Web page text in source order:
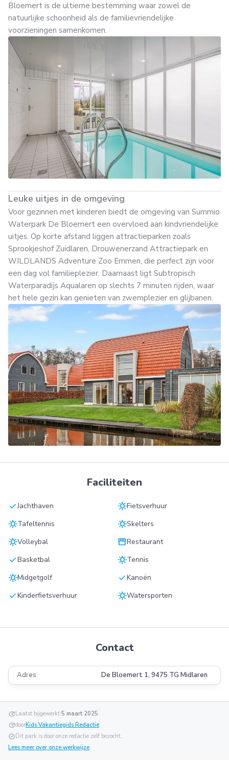
Bloemert is de ultieme bestemming waar zowel de
natuurlijke schoonheid als de familievriendelijke
voorzieningen samenkomen.
Leuke uitjes in de omgeving
Voor gezinnen met kinderen biedt de omgeving van Summio
Waterpark De Bloemert een overvloed aan kindvriendelijke
uitjes. Op korte afstand liggen attractieparken zoals
Sprookjeshof Zuidlaren, Drouwenerzand Attractiepark en
WILDLANDS Adventure Zoo Emmen, die perfect zijn voor
een dag vol familieplezier. Daarnaast ligt Subtropisch
Waterparadijs Aqualaren op slechts 7 minuten rijden, waar
het hele gezin kan genieten van zwemplezier en glijbanen.
Faciliteiten
checkJachthaven sunnyFietsverhuur
sunnyTafeltennis sunnySkelters
sunnyVolleybal storefrontRestaurant
checkBasketbal sunnyTennis
sunnyMidgetgolf checkKanoën
checkKinderfietsverhuur sunnyWatersporten
Contact
Adres De Bloemert 1, 9475 TG Midlaren
updateLaatst bijgewerkt:5 maart 2025
updatedoorKids Vakantiegids Redactie.
verifiedDit park is door onze redactie zelf bezocht.
Lees meer over onze werkwijze.